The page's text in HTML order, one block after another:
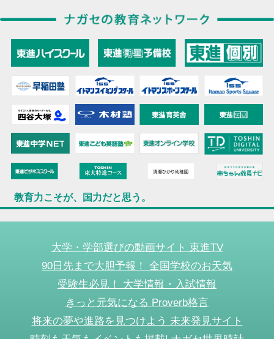
教育力こそが、国力だと思う。
大学・学部選びの動画サイト 東進TV
90日先まで大胆予報！ 全国学校のお天気
受験生必見！ 大学情報・入試情報
きっと元気になる Proverb格言
将来の夢や進路を見つけよう 未来発見サイト